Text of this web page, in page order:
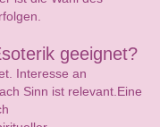
geeignet?
Interesse an
Sinn ist relevant.Eine